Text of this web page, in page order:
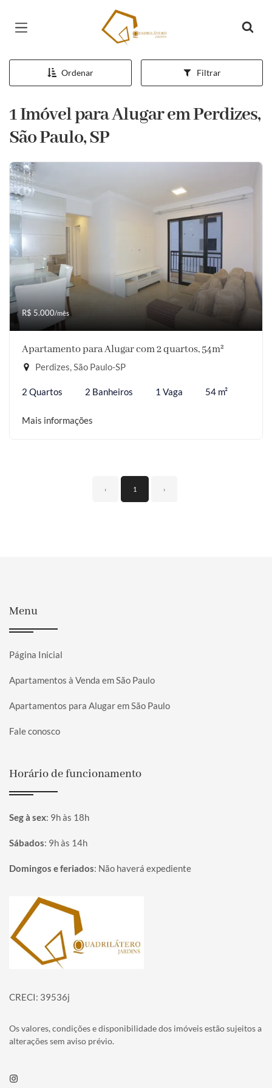
Página inicial
Ordenar Filtrar
1 Imóvel para Alugar em Perdizes,
São Paulo, SP
R$ 5.000/mês
Apartamento para Alugar com 2 quartos, 54m²
Perdizes, São Paulo-SP
2 Quartos 2 Banheiros 1 Vaga 54 m²
Mais informações
‹ 1 ›
Menu
Página Inicial
Apartamentos à Venda em São Paulo
Apartamentos para Alugar em São Paulo
Fale conosco
Horário de funcionamento
Seg à sex: 9h às 18h
Sábados: 9h às 14h
Domingos e feriados: Não haverá expediente
Página inicial
CRECI: 39536j
Os valores, condições e disponibilidade dos imóveis estão sujeitos a
alterações sem aviso prévio.
Instagram